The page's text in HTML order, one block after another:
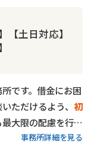
【土日対応】
です。借金にお困
ただけるよう、 初
大限の配慮を行な
のご相談は3000件
事務所詳細を見る